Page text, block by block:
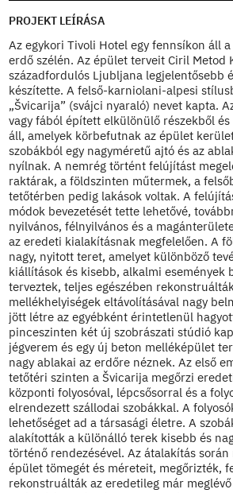
PROJEKT LEÍRÁSA
Az egykori Tivoli Hotel egy fennsíkon áll
erdő szélén. Az épület terveit Ciril Metod
századfordulós Ljubljana legjelentősebb
készítette. A felső-karniolani-alpesi
„Švicarija” (svájci nyaraló) nevet kapta.
vagy fából épített elkülönülő részekből
áll, amelyek körbefutnak az épület
szobákból egy nagyméretű ajtó és az
nyílnak. A nemrég történt felújítást
raktárak, a földszinten műtermek, a
tetőtérben pedig lakások voltak. A
módok bevezetését tette lehetővé,
nyilvános, félnyilvános és a
az eredeti kialakításnak megfelelően. A
nagy, nyitott teret, amelyet különböző
kiállítások és kisebb, alkalmi események
terveztek, teljes egészében
mellékhelyiségek eltávolításával nagy
jött létre az egyébként érintetlenül
pinceszinten két új szobrászati stúdió
jégverem és egy új beton melléképület
nagy ablakai az erdőre néznek. Az első
tetőtéri szinten a Švicarija megőrzi
központi folyosóval, lépcsősorral és a
elrendezett szállodai szobákkal. A
lehetőséget ad a társasági életre. A
alakították a különálló terek kisebb és
történő rendezésével. Az átalakítás során
épület tömegét és méreteit, megőrizték,
rekonstruálták az eredetileg már